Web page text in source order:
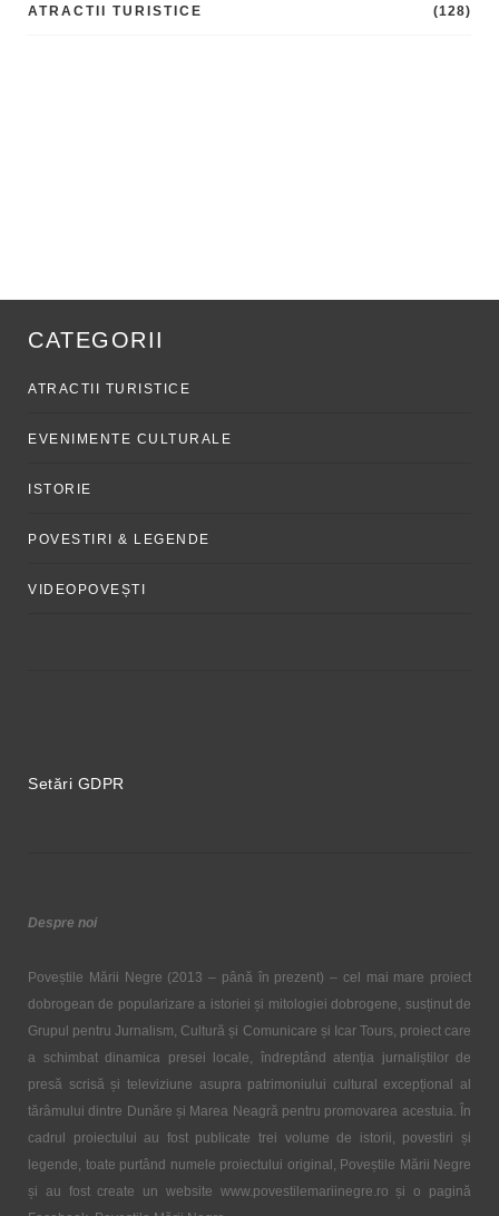
ATRACTII TURISTICE (128)
CATEGORII
ATRACTII TURISTICE
EVENIMENTE CULTURALE
ISTORIE
POVESTIRI & LEGENDE
VIDEOPOVEȘTI
Setări GDPR
Despre noi
Poveștile Mării Negre (2013 – până în prezent) – cel mai mare proiect
dobrogean de popularizare a istoriei și mitologiei dobrogene, susținut de
Grupul pentru Jurnalism, Cultură și Comunicare și Icar Tours, proiect care
a schimbat dinamica presei locale, îndreptând atenția jurnaliștilor de
presă scrisă și televiziune asupra patrimoniului cultural excepțional al
tărâmului dintre Dunăre și Marea Neagră pentru promovarea acestuia. În
cadrul proiectului au fost publicate trei volume de istorii, povestiri și
legende, toate purtând numele proiectului original, Poveștile Mării Negre
și au fost create un website www.povestilemariinegre.ro și o pagină